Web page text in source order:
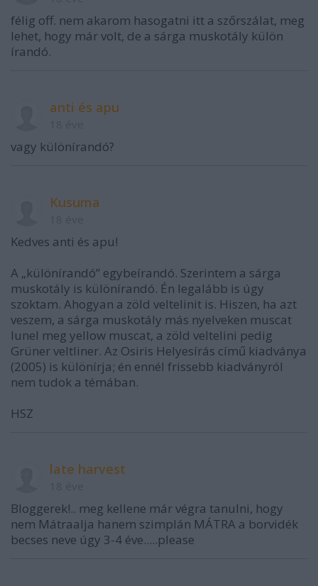
félig off. nem akarom hasogatni itt a szőrszálat, meg
lehet, hogy már volt, de a sárga muskotály külön
írandó.
anti és apu
vagy különírandó?
Kusuma
Kedves anti és apu!
A „különírandó” egybeírandó. Szerintem a sárga
muskotály is különírandó. Én legalább is úgy
szoktam. Ahogyan a zöld veltelinit is. Hiszen, ha azt
veszem, a sárga muskotály más nyelveken muscat
lunel meg yellow muscat, a zöld veltelini pedig
Grüner veltliner. Az Osiris Helyesírás című kiadványa
(2005) is különírja; én ennél frissebb kiadványról
nem tudok a témában.
HSZ
late harvest
Bloggerek!.. meg kellene már végra tanulni, hogy
nem Mátraalja hanem szimplán MÁTRA a borvidék
becses neve úgy 3-4 éve.....please